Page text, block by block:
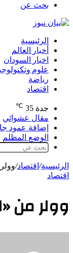
بحث عن
الرئيسية
أخبار العالم
اخبار السودان
علوم
رياضة
اقتصاد
جدة 35
℃
مقال عشوائي
إضافة عمود
الوضع المظلم
الرئيسية/ اقتصاد/
اقتصاد
وولر من